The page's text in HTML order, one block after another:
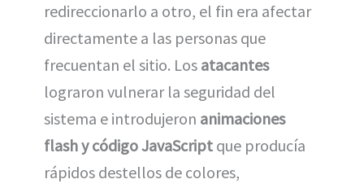
redireccionarlo a otro, el fin era afectar
directamente a las personas que
frecuentan el sitio. Los atacantes
lograron vulnerar la seguridad del
sistema e introdujeron animaciones
flash y código JavaScript que producía
rápidos destellos de colores,